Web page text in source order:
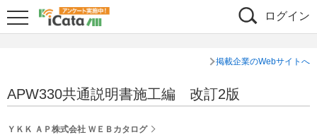
ログイン
掲載企業のWebサイトへ
APW330共通説明書施工編 改訂2版
ＹＫＫ ＡＰ株式会社 ＷＥＢカタログ